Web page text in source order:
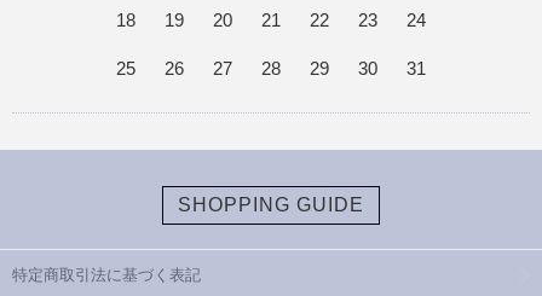
18 19 20 21 22 23 24
25 26 27 28 29 30 31
SHOPPING GUIDE
特定商取引法に基づく表記